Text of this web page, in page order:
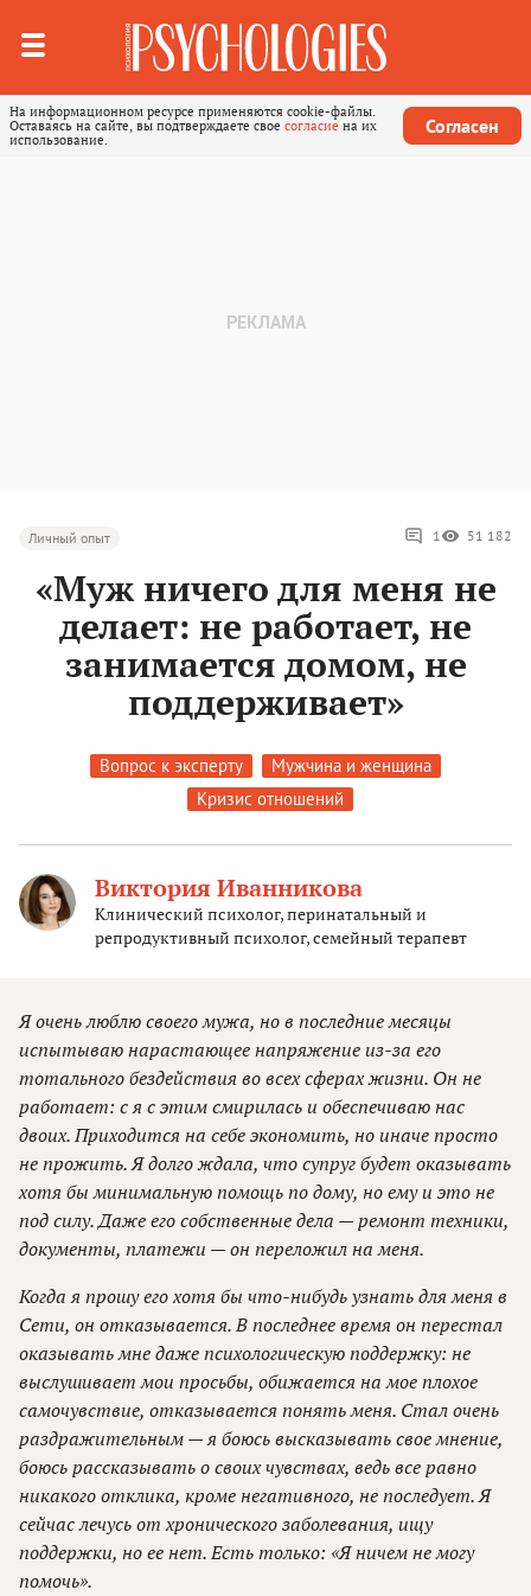
На информационном ресурсе применяются cookie-файлы.
Оставаясь на сайте, вы подтверждаете свое согласие на их
использование.
Согласен
Личный опыт 1 51 182
«Муж ничего для меня не
делает: не работает, не
занимается домом, не
поддерживает»
Вопрос к эксперту
Мужчина и женщина
Кризис отношений
Виктория Иванникова
Клинический психолог, перинатальный и
репродуктивный психолог, семейный терапевт
Я очень люблю своего мужа, но в последние месяцы
испытываю нарастающее напряжение из-за его
тотального бездействия во всех сферах жизни. Он не
работает: с я с этим смирилась и обеспечиваю нас
двоих. Приходится на себе экономить, но иначе просто
не прожить. Я долго ждала, что супруг будет оказывать
хотя бы минимальную помощь по дому, но ему и это не
под силу. Даже его собственные дела — ремонт техники,
документы, платежи — он переложил на меня.
Когда я прошу его хотя бы что-нибудь узнать для меня в
Сети, он отказывается. В последнее время он перестал
оказывать мне даже психологическую поддержку: не
выслушивает мои просьбы, обижается на мое плохое
самочувствие, отказывается понять меня. Стал очень
раздражительным — я боюсь высказывать свое мнение,
боюсь рассказывать о своих чувствах, ведь все равно
никакого отклика, кроме негативного, не последует. Я
сейчас лечусь от хронического заболевания, ищу
поддержки, но ее нет. Есть только: «Я ничем не могу
помочь».